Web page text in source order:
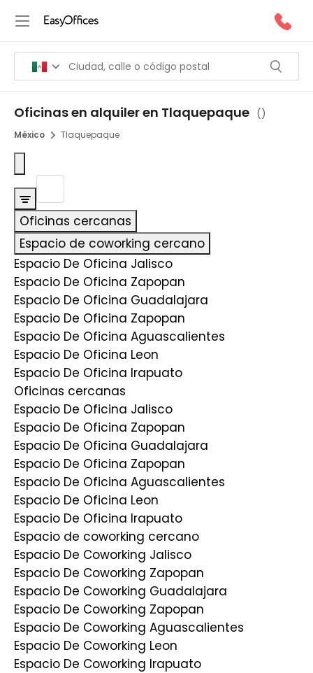
Oficinas en alquiler en Tlaquepaque ()
México Tlaquepaque
Oficinas cercanas
Espacio de coworking cercano
Espacio De Oficina Jalisco
Espacio De Oficina Zapopan
Espacio De Oficina Guadalajara
Espacio De Oficina Zapopan
Espacio De Oficina Aguascalientes
Espacio De Oficina Leon
Espacio De Oficina Irapuato
Oficinas cercanas
Espacio De Oficina Jalisco
Espacio De Oficina Zapopan
Espacio De Oficina Guadalajara
Espacio De Oficina Zapopan
Espacio De Oficina Aguascalientes
Espacio De Oficina Leon
Espacio De Oficina Irapuato
Espacio de coworking cercano
Espacio De Coworking Jalisco
Espacio De Coworking Zapopan
Espacio De Coworking Guadalajara
Espacio De Coworking Zapopan
Espacio De Coworking Aguascalientes
Espacio De Coworking Leon
Espacio De Coworking Irapuato